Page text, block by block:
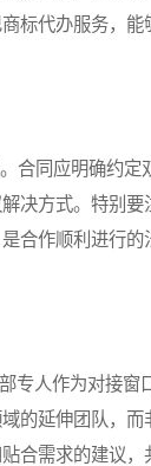
标代办服务，
同应明确约定
决方式。特别
合作顺利进行
人作为对接窗
的延伸团队，
合需求的建议，